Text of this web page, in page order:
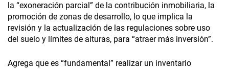
la “exoneración parcial” de la contribución inmobiliaria, la
promoción de zonas de desarrollo, lo que implica la
revisión y la actualización de las regulaciones sobre uso
del suelo y límites de alturas, para “atraer más inversión”.
Agrega que es “fundamental” realizar un inventario